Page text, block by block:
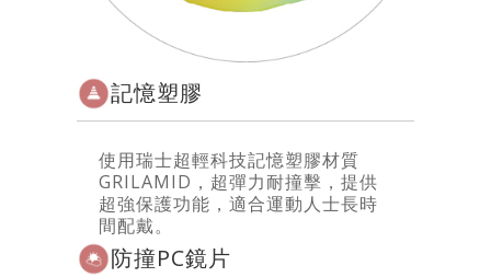
記憶塑膠
使用瑞士超輕科技記憶塑膠材質
GRILAMID，超彈力耐撞擊，提供
超強保護功能，適合運動人士長時
間配戴。
防撞PC鏡片